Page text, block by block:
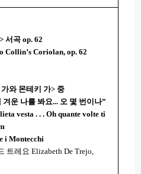
>서곡 op. 62
Collin’s Coriolan, op. 62
와 몬테키 가> 중
겨운 나를 봐요... 오 몇 번이나”
vesta . . . Oh quante volte ti
i Montecchi
트레요 Elizabeth De Trejo,